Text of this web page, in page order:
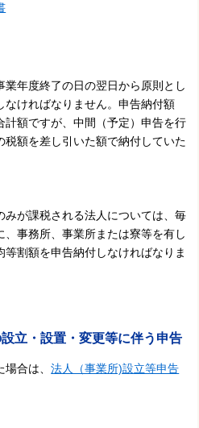
年度終了の日の翌日から原則とし
なければなりません。申告納付額
計額ですが、中間（予定）申告を行
税額を差し引いた額で納付していた
が課税される法人については、毎
事務所、事業所または寮等を有し
割額を申告納付しなければなりま
設立・設置・変更等に伴う申告
場合は、法人（事業所)設立等申告